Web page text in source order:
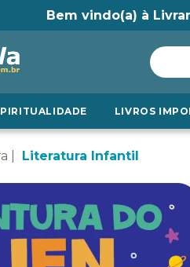
Bem vindo(a) à
LIVROS
Literatura Infantil